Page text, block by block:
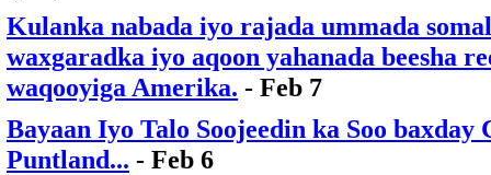
Kulanka nabada iyo rajada ummada
waxgaradka iyo aqoon yahanada beesha
waqooyiga Amerika. - Feb 7
Bayaan Iyo Talo Soojeedin ka Soo
Puntland... - Feb 6